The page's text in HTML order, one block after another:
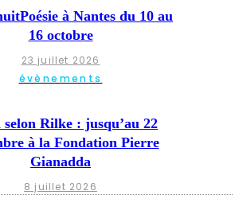
à Nantes du 10 au
16 octobre
23 juillet 2026
évènements
Rilke : jusqu’au 22
à la Fondation Pierre
Gianadda
8 juillet 2026